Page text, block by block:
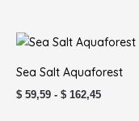
Sea Salt Aquaforest
$ 59,59 - $ 162,45
Rango
desde
$ 59,59